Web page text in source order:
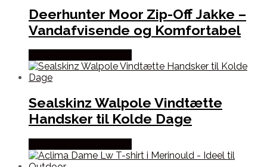
Deerhunter Moor Zip-Off Jakke –
Vandafvisende og Komfortabel
Sealskinz Walpole Vindtætte
Handsker til Kolde Dage